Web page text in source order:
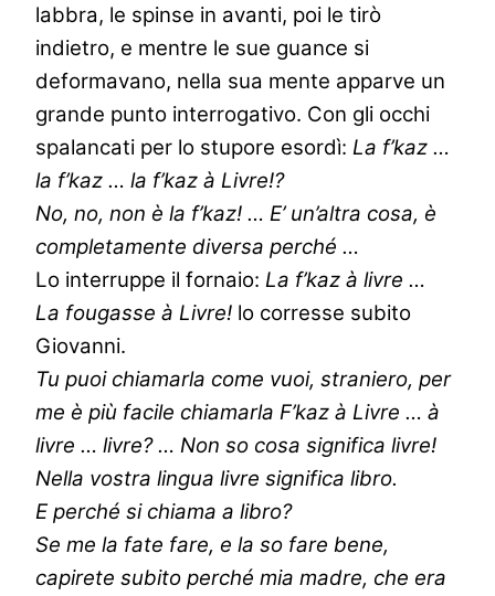
labbra, le spinse in avanti, poi le tirò
indietro, e mentre le sue guance si
deformavano, nella sua mente apparve un
grande punto interrogativo. Con gli occhi
spalancati per lo stupore esordì: La f’kaz …
la f’kaz … la f’kaz à Livre!?
No, no, non è la f’kaz! … E’ un’altra cosa, è
completamente diversa perché …
Lo interruppe il fornaio: La f’kaz à livre …
La fougasse à Livre! lo corresse subito
Giovanni.
Tu puoi chiamarla come vuoi, straniero, per
me è più facile chiamarla F’kaz à Livre … à
livre … livre? … Non so cosa significa livre!
Nella vostra lingua livre significa libro.
E perché si chiama a libro?
Se me la fate fare, e la so fare bene,
capirete subito perché mia madre, che era